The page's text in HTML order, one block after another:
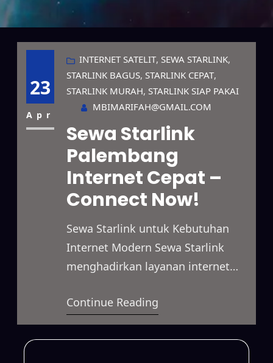
23
Apr
INTERNET SATELIT, SEWA STARLINK
STARLINK BAGUS, STARLINK CEPAT
STARLINK MURAH, STARLINK SIAP PAKAI
MBIMARIFAH@GMAIL.COM
Sewa Starlink
Palembang
Internet Cepat –
Connect Now!
Sewa Starlink untuk Kebutuhan
Internet Modern Sewa Starlink
menghadirkan layanan internet
dapat digunakan dalam berbagai
kondisi. Layanan ini mampu
mendukung kebutuhan bisnis,
Continue Reading